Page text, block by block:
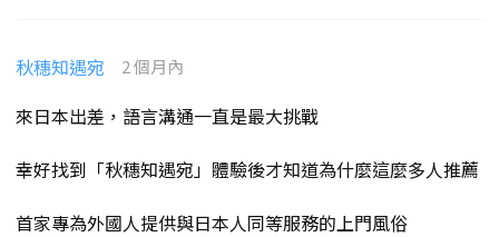
秋穗知遇宛 2 個月內
來日本出差，語言溝通一直是最大挑戰
幸好找到「秋穗知遇宛」體驗後才知道為什麼這麼多人推薦
首家專為外國人提供與日本人同等服務的上門風俗